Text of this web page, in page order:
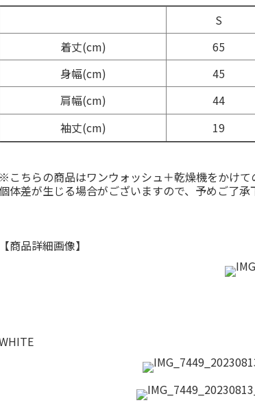
S
着丈(cm)
65
身幅(cm)
45
肩幅(cm)
44
袖丈(cm)
19
※こちらの商品はワンウォッシュ＋乾燥機をかけ
個体差が生じる場合がございますので、予めご了承
【商品詳細画像】